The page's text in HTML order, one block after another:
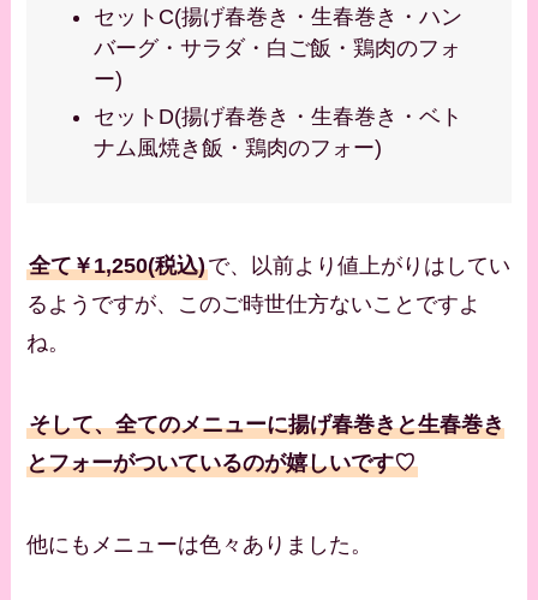
セットC(揚げ春巻き・生春巻き・ハン
バーグ・サラダ・白ご飯・鶏肉のフォ
ー)
セットD(揚げ春巻き・生春巻き・ベト
ナム風焼き飯・鶏肉のフォー)
全て￥1,250(税込)で、以前より値上がりはしてい
るようですが、このご時世仕方ないことですよ
ね。
そして、全てのメニューに揚げ春巻きと生春巻き
とフォーがついているのが嬉しいです♡
他にもメニューは色々ありました。